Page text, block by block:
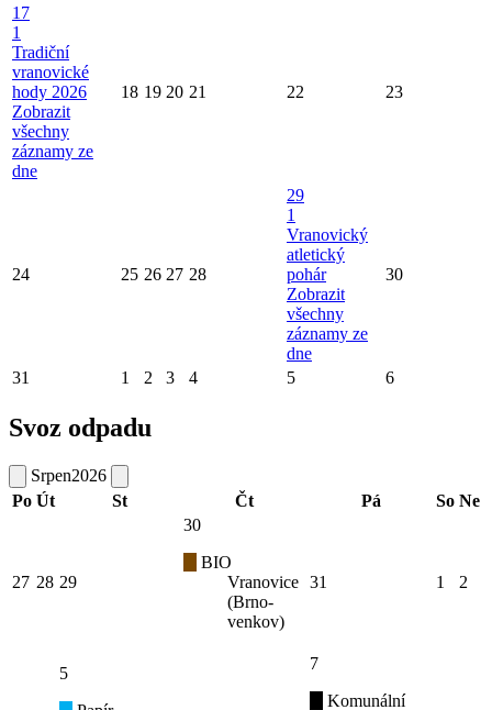
17
1
Tradiční
vranovické
hody 2026
Zobrazit
všechny
záznamy ze
dne
18 19 20 21 22 23
24 25 26 27 28
29
1
Vranovický
atletický
pohár
Zobrazit
všechny
záznamy ze
dne
30
31 1 2 3 4 5 6
Svoz odpadu
Srpen2026
Po Út St Čt Pá So Ne
27 28 29
30
BIO
Vranovice
(Brno-
venkov)
31 1 2
5
7
Komunální